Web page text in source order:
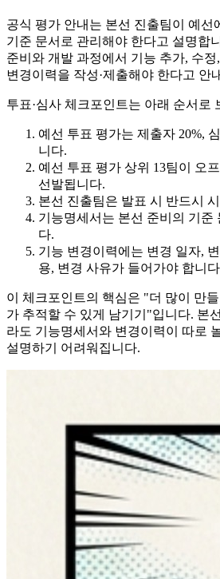
공식 평가 안내는 본선 진출팀이 예선
기준 문서로 관리해야 한다고 설명합
준비와 개발 과정에서 기능 추가, 수
변경이력을 작성·제출해야 한다고 안
투표·심사 체크포인트는 아래 순서로
예선 투표 평가는 제출자 20%,
니다.
예선 투표 평가 상위 13팀이 오
선발됩니다.
본선 진출팀은 발표 시 반드시
기능명세서는 본선 준비의 기준
다.
기능 변경이력에는 변경 일자,
용, 변경 사유가 들어가야 합니
이 체크포인트의 핵심은 "더 많이 만
가 추적할 수 있게 남기기"입니다. 본
라도 기능명세서와 변경이력이 따로
설명하기 어려워집니다.